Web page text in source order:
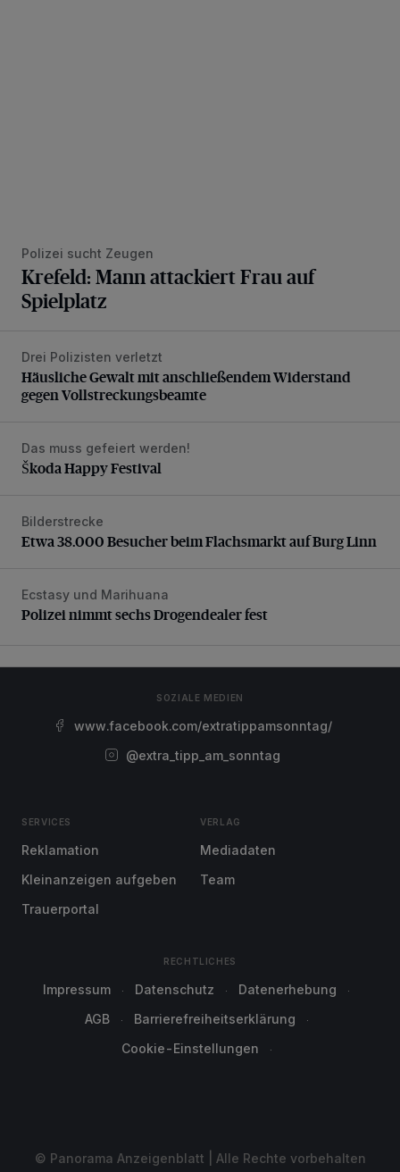
Polizei sucht Zeugen
Krefeld: Mann attackiert Frau auf
Spielplatz
Häusliche Gewalt mit anschließendem Widerstand gegen
Drei Polizisten verletzt
Häusliche Gewalt mit anschließendem Widerstand
gegen Vollstreckungsbeamte
Škoda Happy Festival
Das muss gefeiert werden!
Škoda Happy Festival
Etwa 38.000 Besucher beim Flachsmarkt auf Burg Linn
Bilderstrecke
Etwa 38.000 Besucher beim Flachsmarkt auf Burg Linn
Polizei nimmt sechs Drogendealer fest
Ecstasy und Marihuana
Polizei nimmt sechs Drogendealer fest
SOZIALE MEDIEN
www.facebook.com/extratippamsonntag/
@extra_tipp_am_sonntag
SERVICES
Reklamation
Kleinanzeigen aufgeben
Trauerportal
VERLAG
Mediadaten
Team
RECHTLICHES
Impressum Datenschutz
Datenerhebung
AGB
Barrierefreiheitserklärung
Cookie-Einstellungen
© Panorama Anzeigenblatt | Alle Rechte vorbehalten